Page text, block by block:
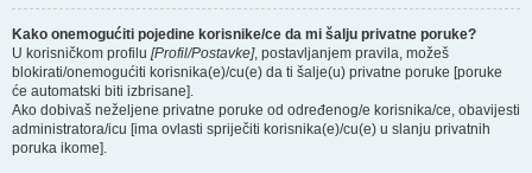
Kako onemogućiti pojedine korisnike/ce da mi šalju privatne poruke?
U korisničkom profilu [Profil/Postavke], postavljanjem pravila, možeš
blokirati/onemogućiti korisnika(e)/cu(e) da ti šalje(u) privatne poruke [poruke
će automatski biti izbrisane].
Ako dobivaš neželjene privatne poruke od određenog/e korisnika/ce, obavijesti
administratora/icu [ima ovlasti spriječiti korisnika(e)/cu(e) u slanju privatnih
poruka ikome].